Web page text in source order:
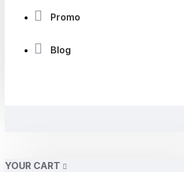
Promo
Blog
YOUR CART